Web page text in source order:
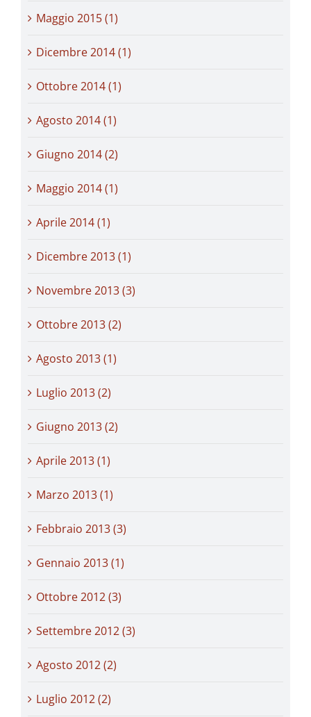
Maggio 2015 (1)
Dicembre 2014 (1)
Ottobre 2014 (1)
Agosto 2014 (1)
Giugno 2014 (2)
Maggio 2014 (1)
Aprile 2014 (1)
Dicembre 2013 (1)
Novembre 2013 (3)
Ottobre 2013 (2)
Agosto 2013 (1)
Luglio 2013 (2)
Giugno 2013 (2)
Aprile 2013 (1)
Marzo 2013 (1)
Febbraio 2013 (3)
Gennaio 2013 (1)
Ottobre 2012 (3)
Settembre 2012 (3)
Agosto 2012 (2)
Luglio 2012 (2)